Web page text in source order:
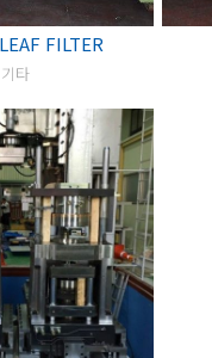
FILTER
기타